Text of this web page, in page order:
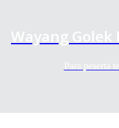
Wayang
Para peserta